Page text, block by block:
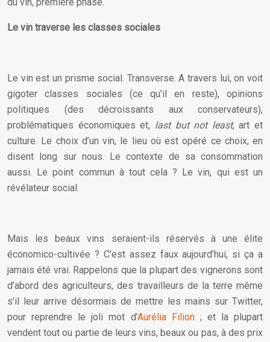
Le vin traverse les classes sociales
Le vin est un prisme social. Transverse. A travers lui, on voit
gigoter classes sociales (ce qu’il en reste), opinions
politiques (des décroissants aux conservateurs),
problématiques économiques et, last but not least, art et
culture. Le choix d’un vin, le lieu où est opéré ce choix, en
disent long sur nous. Le contexte de sa consommation
aussi. Le point commun à tout cela ? Le vin, qui est un
révélateur social.
Mais les beaux vins seraient-ils réservés à une élite
économico-cultivée ? C’est assez faux aujourd’hui, si ça a
jamais été vrai. Rappelons que la plupart des vignerons sont
d’abord des agriculteurs, des travailleurs de la terre même
s’il leur arrive désormais de mettre les mains sur Twitter,
pour reprendre le joli mot d’Aurélia Filion; et la plupart
vendent tout ou partie de leurs vins, beaux ou pas, à des prix